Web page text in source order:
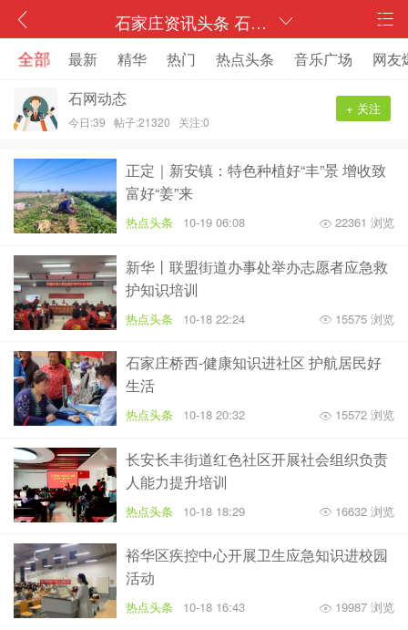
石家庄资讯头条 石家庄网友爆料 石家庄全民记者 石网
全部 最新 精华 热门 热点头条 音乐广场
网友
石网动态
今日:39 帖子:21320 关注:0
+ 关注
正定｜新安镇：特色种植好“丰”景 增收致
富好“姜”来
热点头条 10-19 06:08 22361 浏览
新华丨联盟街道办事处举办志愿者应急救
护知识培训
热点头条 10-18 22:24 15575 浏览
石家庄桥西-健康知识进社区 护航居民好
生活
热点头条 10-18 20:32 15572 浏览
长安长丰街道红色社区开展社会组织负责
人能力提升培训
热点头条 10-18 18:29 16632 浏览
裕华区疾控中心开展卫生应急知识进校园
活动
热点头条 10-18 16:43 19987 浏览